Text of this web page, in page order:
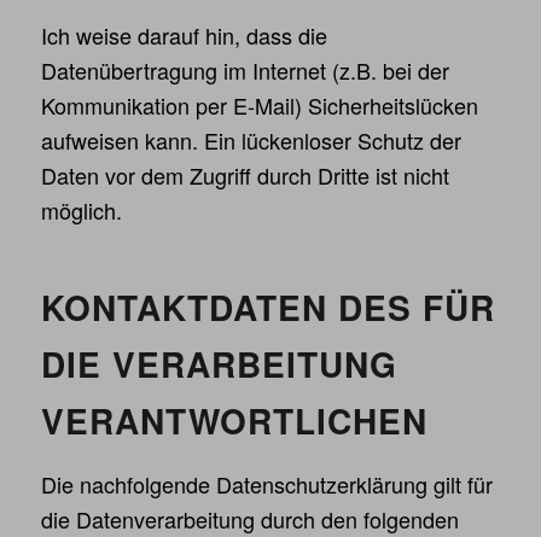
Ich weise darauf hin, dass die
Datenübertragung im Internet (z.B. bei der
Kommunikation per E-Mail) Sicherheitslücken
aufweisen kann. Ein lückenloser Schutz der
Daten vor dem Zugriff durch Dritte ist nicht
möglich.
KONTAKTDATEN DES FÜR
DIE VERARBEITUNG
VERANTWORTLICHEN
Die nachfolgende Datenschutzerklärung gilt für
die Datenverarbeitung durch den folgenden